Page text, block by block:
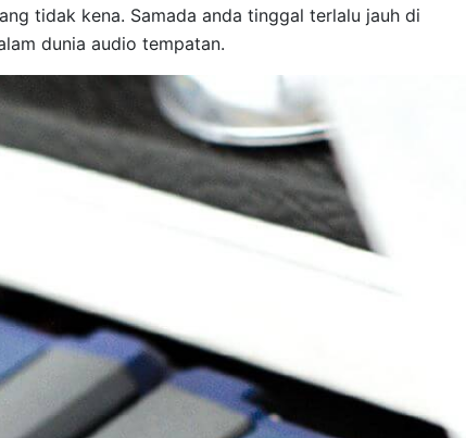
tidak kena. Samada anda tinggal terlalu jauh di
dunia audio tempatan.